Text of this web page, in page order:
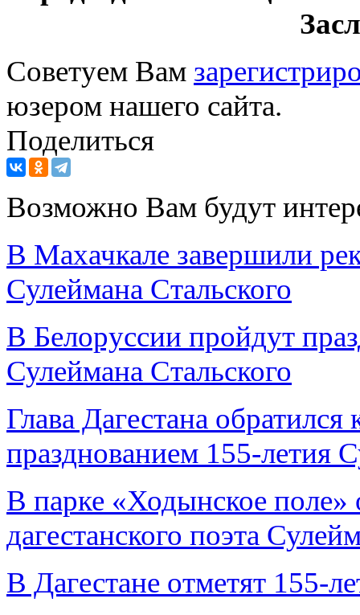
Советуем Вам
юзером нашего сайта.
Поделиться
Возможно Вам будут
В Махачкале завершили
Сулеймана Стальского
В Белоруссии пройдут
Сулеймана Стальского
Глава Дагестана
празднованием 155-летия
В парке «Ходынское поле»
дагестанского поэта
В Дагестане отметят 155-